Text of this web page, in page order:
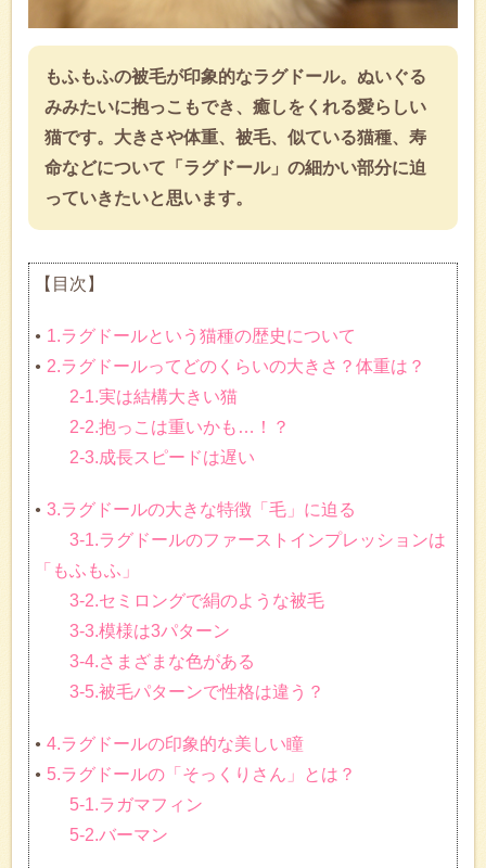
もふもふの被毛が印象的なラグドール。ぬいぐる
みみたいに抱っこもでき、癒しをくれる愛らしい
猫です。大きさや体重、被毛、似ている猫種、寿
命などについて「ラグドール」の細かい部分に迫
っていきたいと思います。
【目次】
1.ラグドールという猫種の歴史について
2.ラグドールってどのくらいの大きさ？体重は？
2-1.実は結構大きい猫
2-2.抱っこは重いかも…！？
2-3.成長スピードは遅い
3.ラグドールの大きな特徴「毛」に迫る
3-1.ラグドールのファーストインプレッションは
「もふもふ」
3-2.セミロングで絹のような被毛
3-3.模様は3パターン
3-4.さまざまな色がある
3-5.被毛パターンで性格は違う？
4.ラグドールの印象的な美しい瞳
5.ラグドールの「そっくりさん」とは？
5-1.ラガマフィン
5-2.バーマン